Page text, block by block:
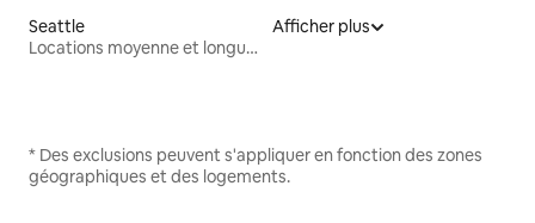
Seattle
Locations moyenne et longue durée
Afficher plus
* Des exclusions peuvent s'appliquer en fonction des zones
géographiques et des logements.